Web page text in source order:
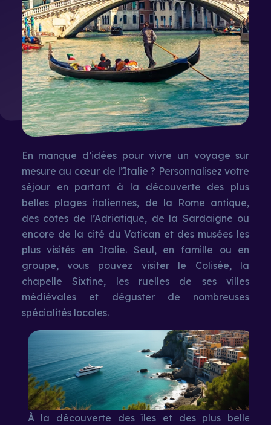
En manque d’idées pour vivre un voyage sur
mesure au cœur de l’Italie ? Personnalisez votre
séjour en partant à la découverte des plus
belles plages italiennes, de la Rome antique,
des côtes de l’Adriatique, de la Sardaigne ou
encore de la cité du Vatican et des musées les
plus visités en Italie. Seul, en famille ou en
groupe, vous pouvez visiter le Colisée, la
chapelle Sixtine, les ruelles de ses villes
médiévales et déguster de nombreuses
spécialités locales.
À la découverte des îles et des plus belles